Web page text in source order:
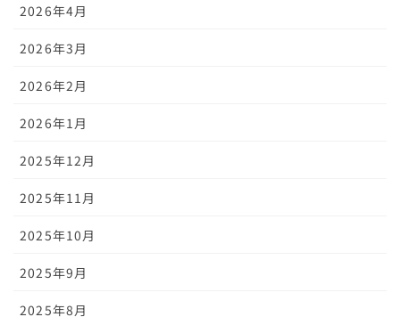
2026年4月
2026年3月
2026年2月
2026年1月
2025年12月
2025年11月
2025年10月
2025年9月
2025年8月